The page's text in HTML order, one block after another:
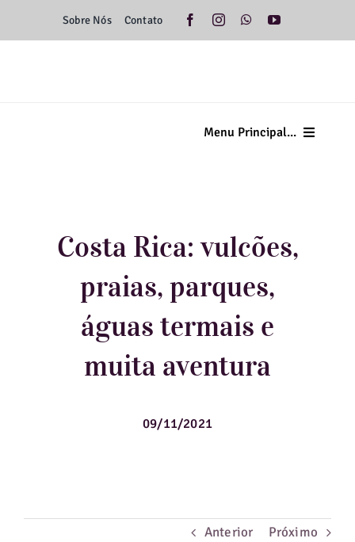
Sobre Nós Contato
Menu Principal...
Costa Rica: vulcões,
praias, parques,
águas termais e
muita aventura
09/11/2021
Anterior Próximo